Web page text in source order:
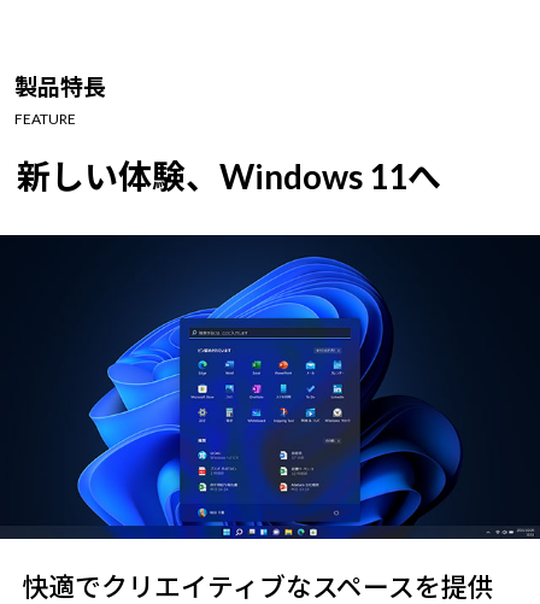
製品特長
FEATURE
新しい体験、Windows 11へ
快適でクリエイティブなスペースを提供